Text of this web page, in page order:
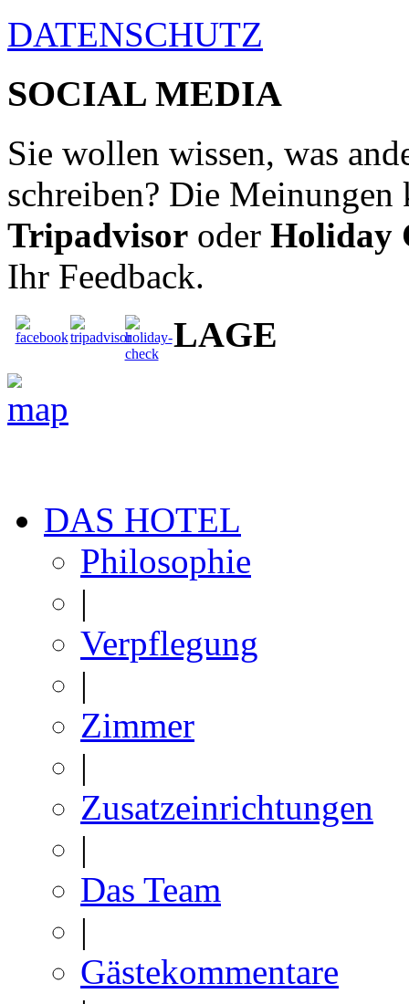
DATENSCHUTZ
SOCIAL MEDIA
Sie wollen wissen, was
schreiben? Die
Tripadvisor oder Holiday
Ihr Feedback.
LAGE
DAS HOTEL
Philosophie
|
Verpflegung
|
Zimmer
|
Zusatzeinrichtungen
|
Das Team
|
Gästekommentare